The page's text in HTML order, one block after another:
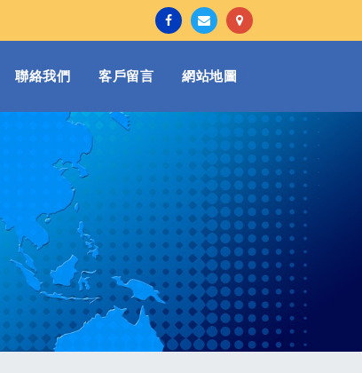
聯絡我們 客戶留言 網站地圖